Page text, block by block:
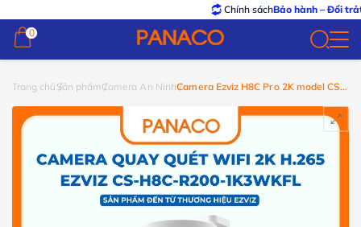
Chính sáchBảo hành – Đổi trảtốt nhất
0
0
Trang chủ Sản phẩmCamera An NinhCamera Ezviz H8C Pro 2K model CS-